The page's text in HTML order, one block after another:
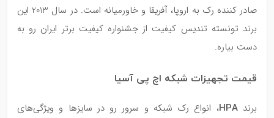
صادر کننده رک به اروپا، آفریقا و خاورمیانه است. در سال 2013 این
برند تونسته تندیس کیفیت از جشنواره کیفیت برتر ایران رو به
دست بیاره.
قیمت تجهیزات شبکه اچ پی آسیا
برندHPA، انواع رک شبکه و سرور رو در سایزها و ویژگی‌های